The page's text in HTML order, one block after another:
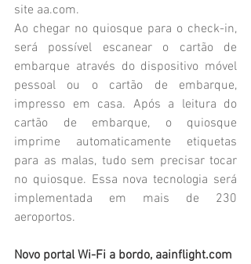
site aa.com.
Ao chegar no quiosque para o check-in,
será possível escanear o cartão de
embarque através do dispositivo móvel
pessoal ou o cartão de embarque,
impresso em casa. Após a leitura do
cartão de embarque, o quiosque
imprime automaticamente etiquetas
para as malas, tudo sem precisar tocar
no quiosque. Essa nova tecnologia será
implementada em mais de 230
aeroportos.
Novo portal Wi-Fi a bordo, aainflight.com